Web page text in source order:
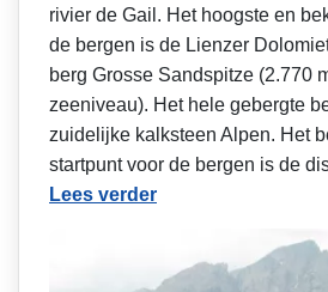
rivier de Gail. Het hoogste en
de bergen is de Lienzer
berg Grosse Sandspitze (2.770
zeeniveau). Het hele gebergte
zuidelijke kalksteen Alpen. Het
startpunt voor de bergen is de
Lees verder